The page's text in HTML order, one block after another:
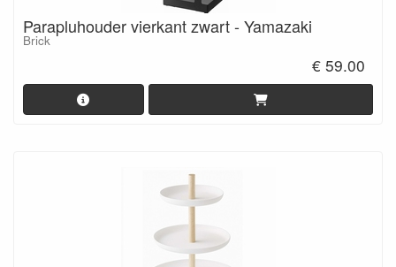
Parapluhouder vierkant zwart - Yamazaki
Brick
€ 59.00